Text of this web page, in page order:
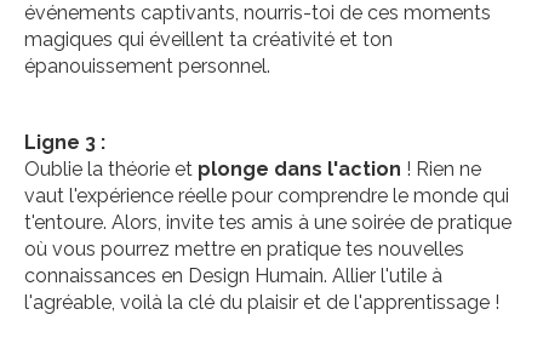
événements captivants, nourris-toi de ces moments
magiques qui éveillent ta créativité et ton
épanouissement personnel.
Ligne 3 :
Oublie la théorie et plonge dans l'action ! Rien ne
vaut l'expérience réelle pour comprendre le monde qui
t'entoure. Alors, invite tes amis à une soirée de pratique
où vous pourrez mettre en pratique tes nouvelles
connaissances en Design Humain. Allier l'utile à
l'agréable, voilà la clé du plaisir et de l'apprentissage !